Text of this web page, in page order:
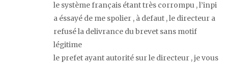
le système français étant très corrompu , l’inpi
a éssayé de me spolier , à defaut , le directeur a
refusé la delivrance du brevet sans motif
légitime
le prefet ayant autorité sur le directeur , je vous